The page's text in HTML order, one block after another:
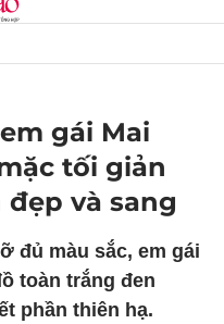
gái Mai
tối giản
đẹp và sang
đủ màu sắc, em gái
toàn trắng đen
phần thiên hạ.